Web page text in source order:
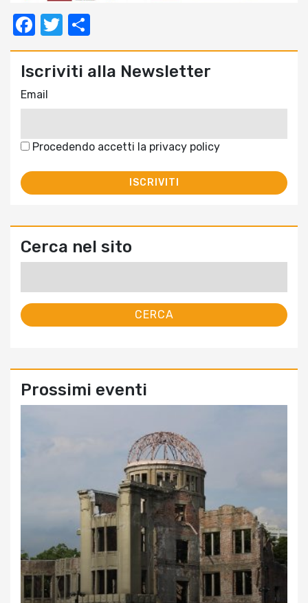
Facebook
Twitter
Iscriviti alla Newsletter
Email
Procedendo accetti la privacy policy
Cerca nel sito
Prossimi eventi